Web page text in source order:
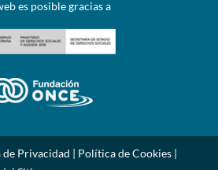
es posible gracias a
Privacidad | Política de Cookies|